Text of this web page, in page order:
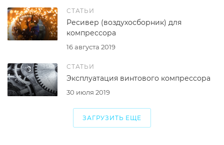
СТАТЬИ
16 августа 2019
Ресивер (воздухосборник) для
компрессора
СТАТЬИ
30 июля 2019
Эксплуатация винтового компрессора
ЗАГРУЗИТЬ ЕЩЕ